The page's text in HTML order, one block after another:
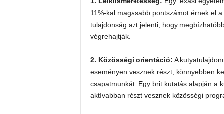
11%-kal magasabb pontszámot érnek el
tulajdonság azt jelenti, hogy
végrehajtják.
2. Közösségi orientáció: A
eseményen vesznek részt, könnyebben
csapatmunkát. Egy brit kutatás alapján a
aktívabban részt vesznek közösségi